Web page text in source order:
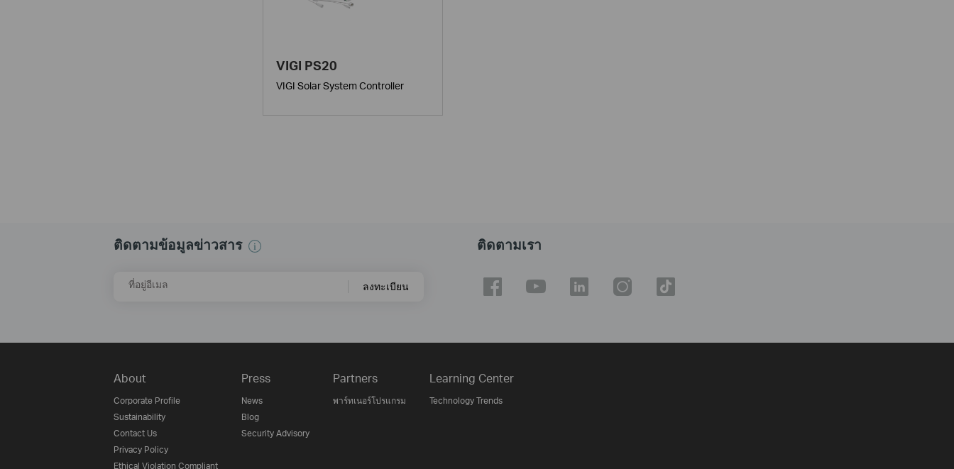
VIGI PS20
VIGI Solar System Controller
ติดตามข้อมูลข่าวสาร
ที่อยู่อีเมล ลงทะเบียน
ติดตามเรา
About
Corporate Profile
Sustainability
Contact Us
Privacy Policy
Ethical Violation Compliant
Press
News
Blog
Security Advisory
Partners
พาร์ทเนอร์โปรแกรม
Learning Center
Technology Trends